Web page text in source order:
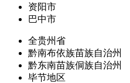
资阳市
巴中市
全贵州省
黔南布依族苗族自治州
黔东南苗族侗族自治州
毕节地区